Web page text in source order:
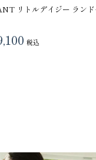
ずきんちゃんのラ
リトルデイジー ランド
税込